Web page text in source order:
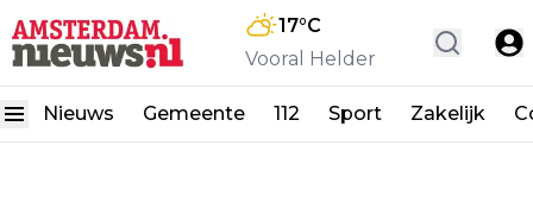
17°C
Vooral Helder
Nieuws Gemeente 112 Sport Zakelijk